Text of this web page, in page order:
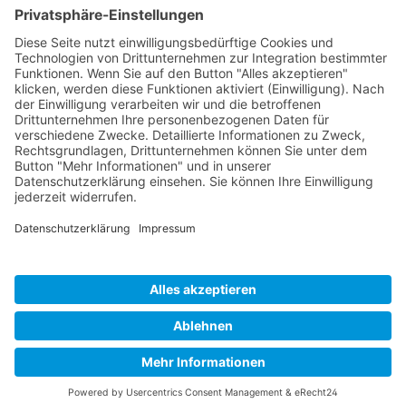
Messenger Bag
129,95 €*